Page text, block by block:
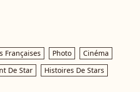
Françaises Photo
Cinéma
De Star Histoires De Stars